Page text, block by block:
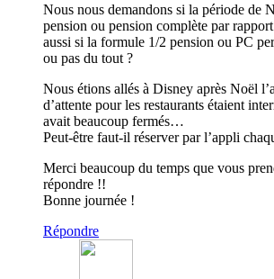
Nous nous demandons si la période de
pension ou pension complète par
aussi si la formule 1/2 pension ou PC
ou pas du tout ?
Nous étions allés à Disney après Noël
d’attente pour les restaurants étaient
avait beaucoup fermés…
Peut-être faut-il réserver par l’appli
Merci beaucoup du temps que vous
répondre !!
Bonne journée !
Répondre